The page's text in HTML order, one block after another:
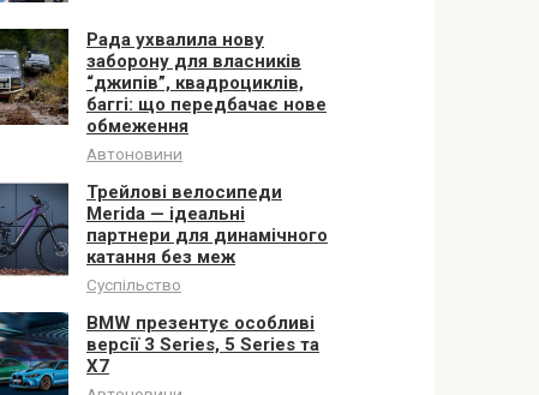
Рада ухвалила нову
заборону для власників
“джипів”, квадроциклів,
баггі: що передбачає нове
обмеження
Автоновини
Трейлові велосипеди
Merida — ідеальні
партнери для динамічного
катання без меж
Суспільство
BMW презентує особливі
версії 3 Series, 5 Series та
X7